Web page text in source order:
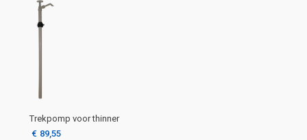
Trekpomp voor thinner
€ 89,55